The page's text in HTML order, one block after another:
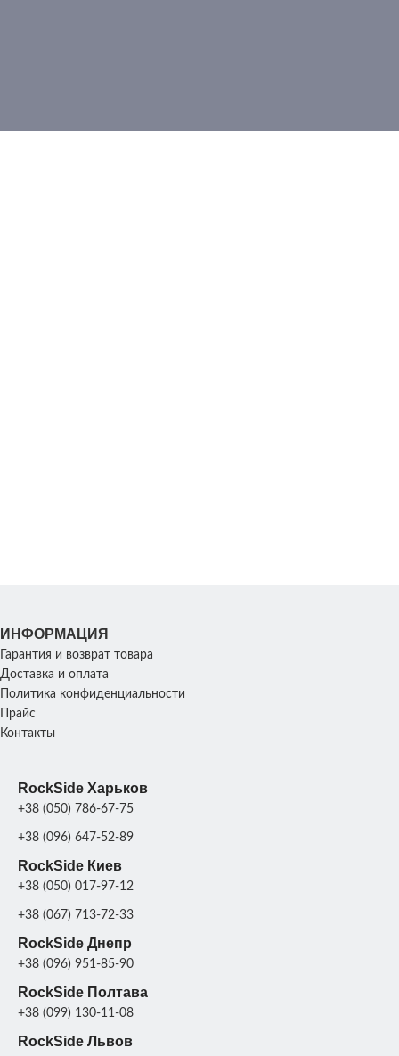
ИНФОРМАЦИЯ
Гарантия и возврат товара
Доставка и оплата
Политика конфиденциальности
Прайс
Контакты
RockSide Харьков
+38 (050) 786-67-75
+38 (096) 647-52-89
RockSide Киев
+38 (050) 017-97-12
+38 (067) 713-72-33
RockSide Днепр
+38 (096) 951-85-90
RockSide Полтава
+38 (099) 130-11-08
RockSide Львов